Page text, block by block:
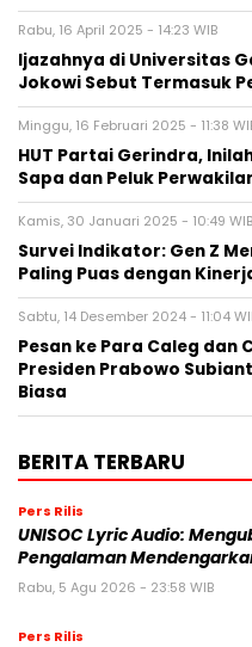
Rabu, 16 April 2025 - 14:23 WIB
Ijazahnya di Universitas
Jokowi Sebut Termasuk
Minggu, 16 Februari 2025 - 11:38
HUT Partai Gerindra,
Sapa dan Peluk
Kamis, 30 Januari 2025 - 10:49 WIB
Survei Indikator: Gen Z
Paling Puas dengan
Sabtu, 14 Desember 2024 - 11:04
Pesan ke Para Caleg dan
Presiden Prabowo
Biasa
BERITA TERBARU
Pers Rilis
UNISOC Lyric Audio:
Pengalaman
Rabu, 5 Agu 2026 - 23:58 WIB
Pers Rilis